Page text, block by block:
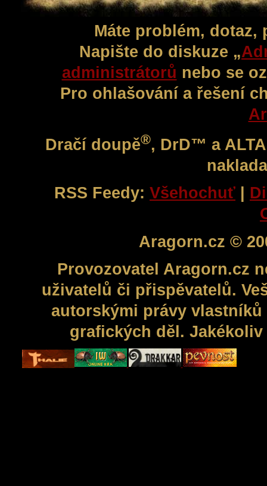
Máte problém,
Napište do diskuze „
administrátorů nebo se
Pro ohlašování a řešení
Dračí doupě®, DrD™ a
RSS Feedy: Všehochuť
Aragorn.cz ©
Provozovatel Aragorn.cz
uživatelů či přispěvatelů.
autorskými právy
grafických děl.